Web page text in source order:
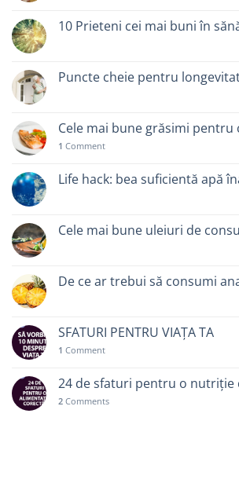
10 Prieteni cei mai buni în
Puncte cheie pentru
Cele mai bune grăsimi pentru
1 Comment
Life hack: bea suficientă apă
Cele mai bune uleiuri de
De ce ar trebui să consumi
SFATURI PENTRU VIAȚA TA
1 Comment
24 de sfaturi pentru o nutriție
2 Comments